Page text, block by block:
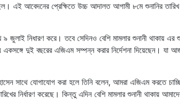
এই আবেদনের প্রেক্ষিতে উচ্চ আদালত আগামী ৮মে শুনানির তারিখ
জুলাই নিধারণ করে। তবে সেদিনও বেশি মামলার শুনানী থাকায় এর
দুই বছরের এজিএম সম্পন্ন করার নির্দেশনা দিয়েছেন। যা
সাথে যোগাযোগ করা হলে তিনি বলেন, আমরা এজিএম করতে
নির্ধারণ করেছে। কিন্তু এদিন বেশি মামলার শুনানী থাকায়